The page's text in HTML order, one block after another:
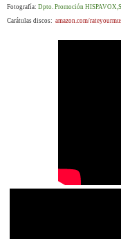
Fotografía: Dpto. Promoción
Carátulas discos: amazon.com/